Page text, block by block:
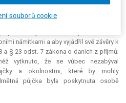
který žalobce napadl kasační stížností,
námitkami a aby vyjádřil své závěry k
a § 23 odst. 7 zákona o daních z příjmů;
vytknuto, že se vůbec nezabýval
a okolnostmi, které by mohly
půjčka byla poskytnuta osobě
souborů cookie